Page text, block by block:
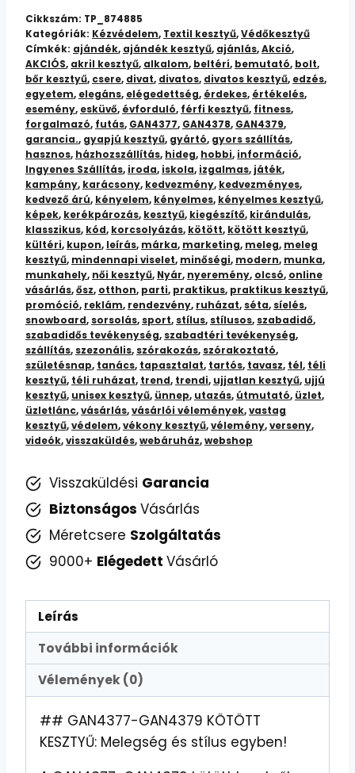
Kesztyűk:
Meleg,
Kényelmes
és
Stílusos
mennyiség
Cikkszám: TP_874885
Kategóriák: Kézvédelem, Textil kesztyű,Védőkesztyű
Címkék: ajándék, ajándék kesztyű, ajánlás,Akció,
AKCIÓS, akril kesztyű, alkalom, beltéri, bemutató, bolt,
bőr kesztyű, csere, divat, divatos, divatos kesztyű, edzés,
egyetem, elegáns, elégedettség, érdekes, értékelés,
esemény, esküvő, évforduló, férfi kesztyű, fitness,
forgalmazó, futás, GAN4377, GAN4378, GAN4379,
garancia., gyapjú kesztyű, gyártó, gyors szállítás,
hasznos, házhozszállítás, hideg, hobbi, információ,
Ingyenes Szállítás, iroda, iskola, izgalmas, játék,
kampány, karácsony, kedvezmény, kedvezményes,
kedvező árú, kényelem, kényelmes, kényelmes kesztyű,
képek, kerékpározás, kesztyű, kiegészítő, kirándulás,
klasszikus, kód, korcsolyázás, kötött, kötött kesztyű,
kültéri, kupon, leírás, márka, marketing, meleg, meleg
kesztyű, mindennapi viselet, minőségi, modern, munka,
munkahely, női kesztyű, Nyár, nyeremény, olcsó, online
vásárlás,ősz, otthon, parti, praktikus, praktikus kesztyű,
promóció, reklám, rendezvény, ruházat, séta, síelés,
snowboard, sorsolás, sport, stílus, stílusos, szabadidő,
szabadidős tevékenység, szabadtéri tevékenység,
szállítás, szezonális, szórakozás, szórakoztató,
születésnap, tanács, tapasztalat, tartós, tavasz, tél, téli
kesztyű, téli ruházat, trend, trendi, ujjatlan kesztyű, ujjú
kesztyű, unisex kesztyű, ünnep, utazás, útmutató, üzlet,
üzletlánc,vásárlás,vásárlói vélemények,vastag
kesztyű,védelem,vékony kesztyű,vélemény,verseny,
videók,visszaküldés,webáruház,webshop
Visszaküldési Garancia
Biztonságos Vásárlás
Méretcsere Szolgáltatás
9000+ Elégedett Vásárló
Leírás
További információk
Vélemények (0)
## GAN4377-GAN4379 KÖTÖTT
KESZTYŰ: Melegség és stílus egyben!